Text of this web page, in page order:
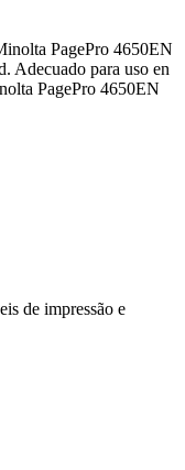
PagePro 4650EN
Adecuado para uso en
PagePro 4650EN
de impressão e